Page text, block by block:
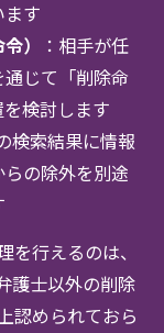
す
）
：相手が任
じて「削除命
検討します
検索結果に情報
の除外を別途
行えるのは、
護士以外の削除
認められておら